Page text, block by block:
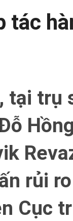
tác
trụ
rủi
Cục